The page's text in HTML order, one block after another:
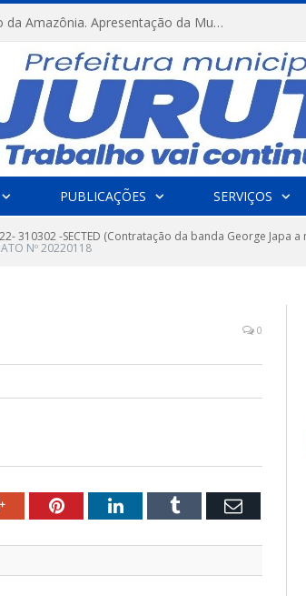
FESTRIBAL 2026 – No Coração da Amazônia. Apresentação da Munduruku.
PUBLICAÇÕES SERVIÇOS
310302 -SECTED (Contratação da banda George
Nº 20220118
0
Google+PinterestLinkedInTumblr Email